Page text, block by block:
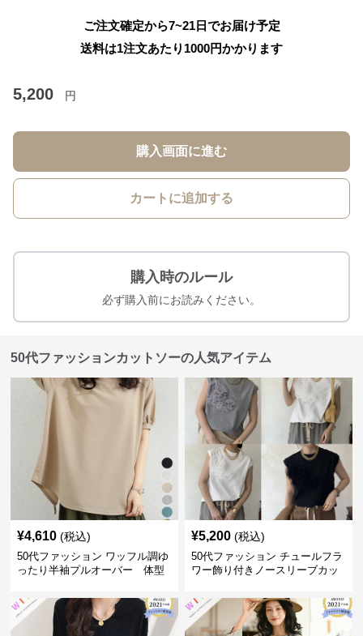
ご注文確定から7~21日でお届け予定
送料は1注文あたり 1000円かかります
5,200 円
購入画面に進む
カートに追加する
購入時のルール
必ず購入前にお読みください。
50代ファッションカットソーの人気アイテム
¥4,610 (税込)
50代ファッション ワッフル調ゆ
ったり半袖プルオーバー 体型
¥5,200 (税込)
50代ファッション チュールフラ
ワー飾り付きノースリーブカッ